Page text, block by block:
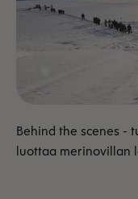
Behind the scenes -
luottaa merinovillan